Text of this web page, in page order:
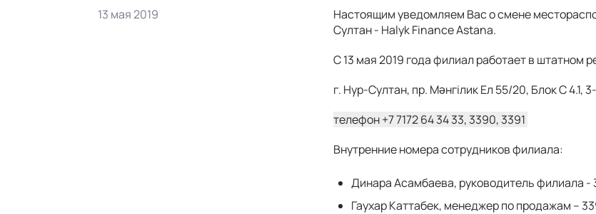
13 мая 2019
Настоящим уведомляем Вас о смене
Султан - Halyk Finance Astana.
С 13 мая 2019 года филиал работает в штатном
г. Нур-Султан, пр. Мәнгілик Ел 55/20, Блок С 4.1,
телефон +7 7172 64 34 33, 3390, 3391
Внутренние номера сотрудников филиала:
Динара Асамбаева, руководитель филиала -
Гаухар Каттабек, менеджер по продажам –